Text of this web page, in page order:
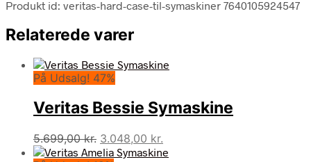
Produkt id: veritas-hard-case-til-symaskiner 7640105924547
Relaterede varer
På Udsalg! 47%
Veritas Bessie Symaskine
5.699,00kr. Den
oprindelige
3.048,00 kr.
aktuelle